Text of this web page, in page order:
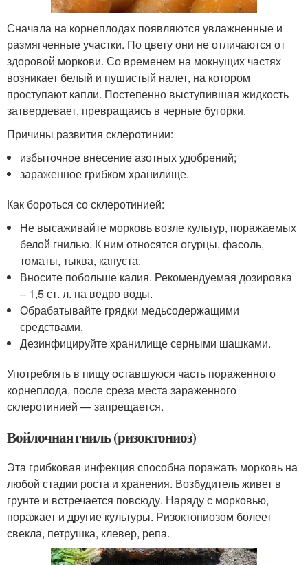
Сначала на корнеплодах появляются увлажненные и
размягченные участки. По цвету они не отличаются от
здоровой моркови. Со временем на мокнущих частях
возникает белый и пушистый налет, на котором
проступают капли. Постепенно выступившая жидкость
затвердевает, превращаясь в черные бугорки.
Причины развития склеротинии:
избыточное внесение азотных удобрений;
зараженное грибком хранилище.
Как бороться со склеротинией:
Не высаживайте морковь возле культур, поражаемых
белой гнилью. К ним относятся огурцы, фасоль,
томаты, тыква, капуста.
Вносите побольше калия. Рекомендуемая дозировка
– 1,5 ст. л. на ведро воды.
Обрабатывайте грядки медьсодержащими
средствами.
Дезинфицируйте хранилище серными шашками.
Употреблять в пищу оставшуюся часть пораженного
корнеплода, после среза места зараженного
склеротинией — запрещается.
Войлочная гниль (ризоктониоз)
Эта грибковая инфекция способна поражать морковь на
любой стадии роста и хранения. Возбудитель живет в
грунте и встречается повсюду. Наряду с морковью,
поражает и другие культуры. Ризоктониозом болеет
свекла, петрушка, клевер, репа.